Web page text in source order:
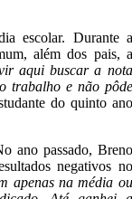
escolar. Durante a
além dos pais, a
aqui buscar a nota
trabalho e não pôde
do quinto ano
ano passado, Breno
negativos no
apenas na média ou